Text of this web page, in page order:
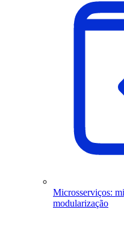
Microsserviços:
modularização